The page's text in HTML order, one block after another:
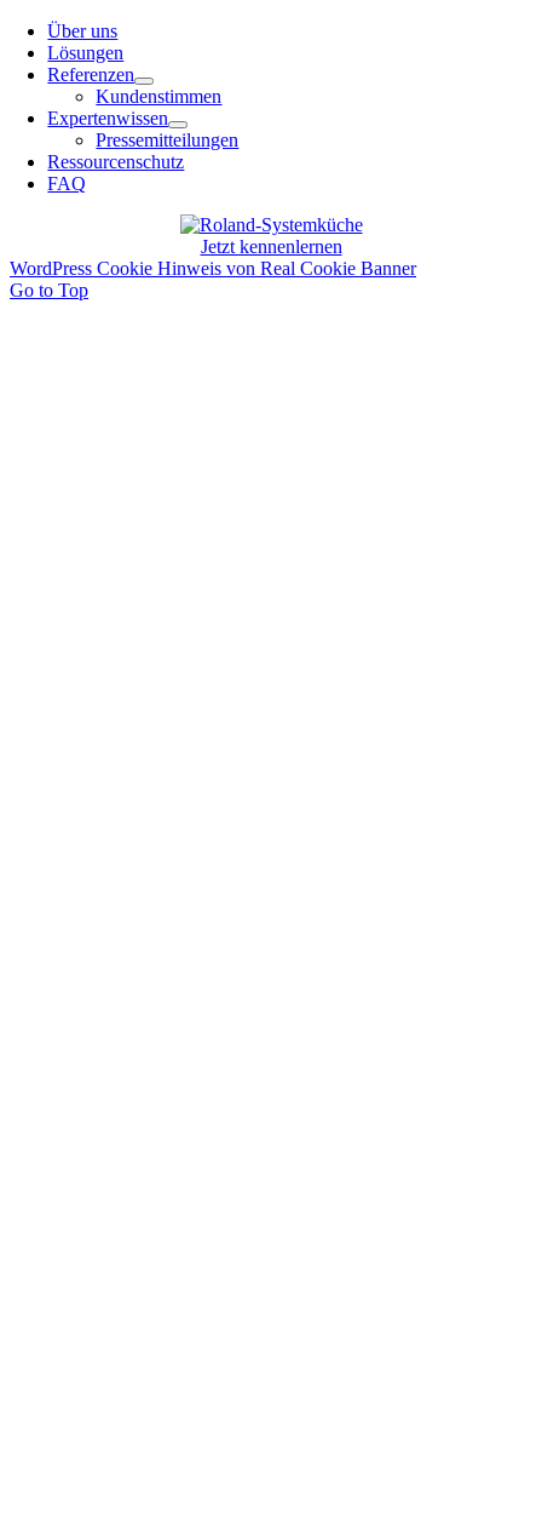
Über uns
Lösungen
Referenzen
Kundenstimmen
Expertenwissen
Pressemitteilungen
Ressourcenschutz
FAQ
Jetzt kennenlernen
WordPress Cookie Hinweis von Real Cookie Banner
Go to Top